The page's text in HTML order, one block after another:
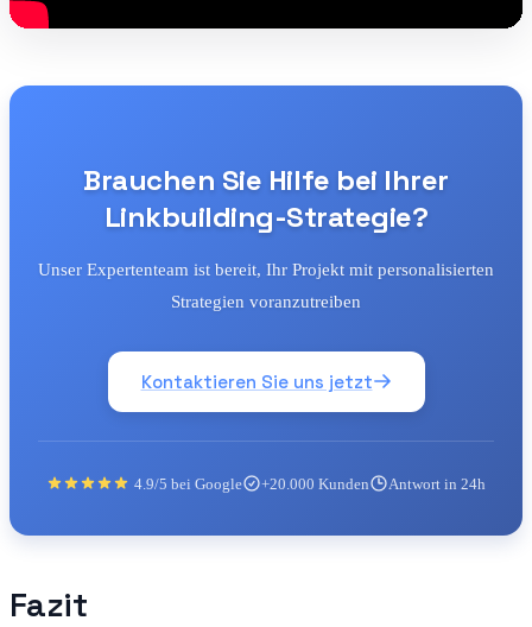
Brauchen Sie Hilfe bei Ihrer
Linkbuilding-Strategie?
Unser Expertenteam ist bereit, Ihr Projekt mit personalisierten
Strategien voranzutreiben
Kontaktieren Sie uns jetzt
4.9/5 bei Google +20.000 Kunden Antwort in 24h
Fazit